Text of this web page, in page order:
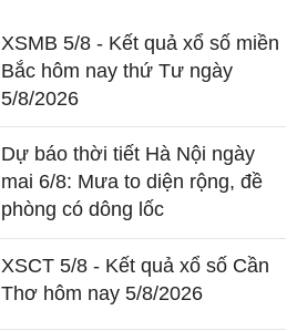
XSMB 5/8 - Kết quả xổ số miền
Bắc hôm nay thứ Tư ngày
5/8/2026
Dự báo thời tiết Hà Nội ngày
mai 6/8: Mưa to diện rộng, đề
phòng có dông lốc
XSCT 5/8 - Kết quả xổ số Cần
Thơ hôm nay 5/8/2026